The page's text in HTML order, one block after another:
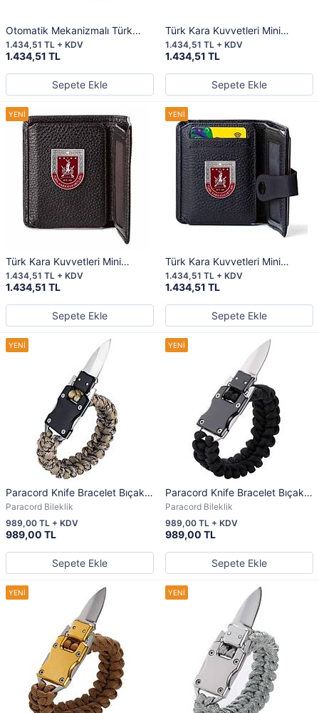
Otomatik Mekanizmalı Türk
Kara Kuvvetleri Mini Rozetli Deri
Kartlık Siyah
1.434,51 TL
1.434,51 TL + KDV
Sepete Ekle
Türk Kara Kuvvetleri Mini
Rozetli Çift Taraflı Para Tokalı
Kartlık Cüzdan Siyah
1.434,51 TL
1.434,51 TL + KDV
Sepete Ekle
Türk Kara Kuvvetleri Mini
Rozetli Katlamalı Klasik Cüzdan
Siyah
1.434,51 TL
1.434,51 TL + KDV
Sepete Ekle
Türk Kara Kuvvetleri Mini
Rozetli Cosmopolit Klasik
Cüzdan Siyah
1.434,51 TL
1.434,51 TL + KDV
Sepete Ekle
Paracord Knife Bracelet Bıçak
Bileklik Desert Camo
Paracord Bileklik
989,00 TL
989,00 TL + KDV
Sepete Ekle
Paracord Knife Bracelet Bıçak
Bileklik Black
Paracord Bileklik
989,00 TL
989,00 TL + KDV
Sepete Ekle